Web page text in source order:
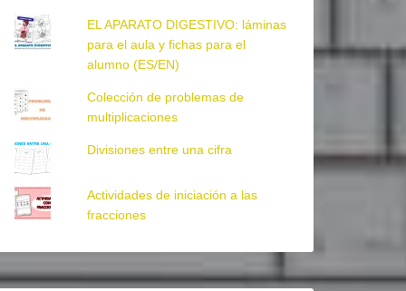
EL APARATO DIGESTIVO: láminas
para el aula y fichas para el
alumno (ES/EN)
Colección de problemas de
multiplicaciones
Divisiones entre una cifra
Actividades de iniciación a las
fracciones